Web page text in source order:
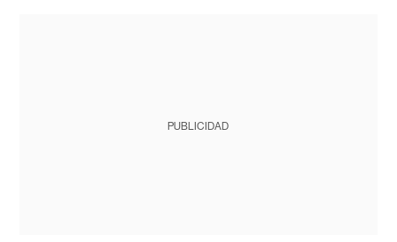
PUBLICIDAD